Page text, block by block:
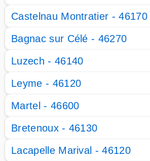
Castelnau Montratier - 46170
Bagnac sur Célé - 46270
Luzech - 46140
Leyme - 46120
Martel - 46600
Bretenoux - 46130
Lacapelle Marival - 46120